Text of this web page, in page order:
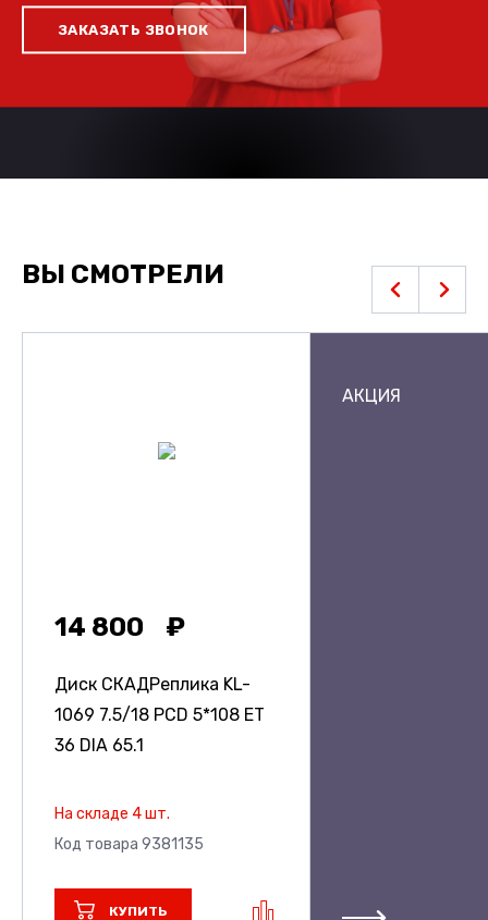
ЗАКАЗАТЬ ЗВОНОК
ВЫ СМОТРЕЛИ
14 800
Диск СКАДРеплика KL-
1069 7.5/18 PCD 5*108 ET
36 DIA 65.1
На складе 4 шт.
Код товара 9381135
КУПИТЬ
АКЦИЯ